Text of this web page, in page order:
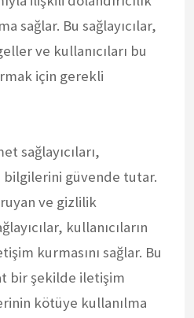
sağlar. Bu sağlayıcılar,
ve kullanıcıları bu
için gerekli
sağlayıcıları,
bilgilerini güvende tutar.
ve gizlilik
kullanıcıların
kurmasını sağlar. Bu
bir şekilde iletişim
kötüye kullanılma